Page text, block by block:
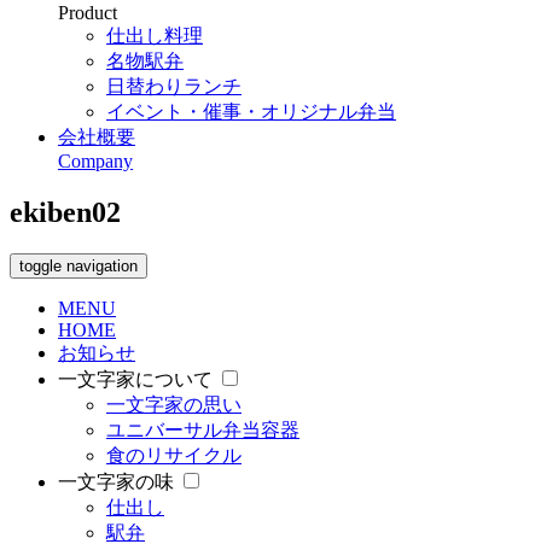
Product
仕出し料理
名物駅弁
日替わりランチ
イベント・催事・オリジナル弁当
会社概要
Company
ekiben02
toggle navigation
MENU
HOME
お知らせ
一文字家について
一文字家の思い
ユニバーサル弁当容器
食のリサイクル
一文字家の味
仕出し
駅弁